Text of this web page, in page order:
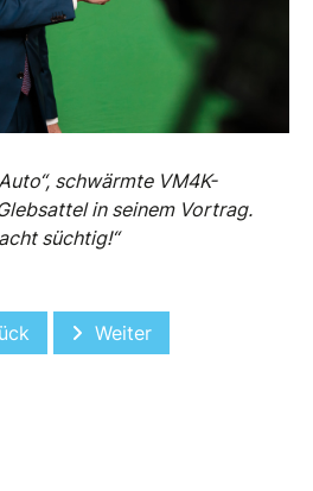
schwärmte VM4K-
in seinem Vortrag.
süchtig!“
Beitrag: VM4K – ein
Nächster Beitrag: Das
Weiter